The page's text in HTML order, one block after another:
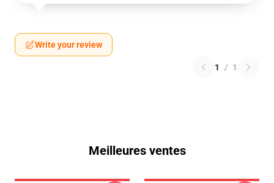
Write your review
1 / 1
Meilleures ventes